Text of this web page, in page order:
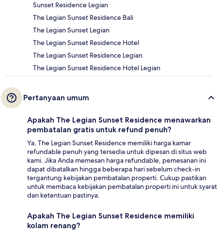
Sunset Residence Legian
The Legian Sunset Residence Bali
The Legian Sunset Legian
The Legian Sunset Residence Hotel
The Legian Sunset Residence Legian
The Legian Sunset Residence Hotel Legian
Pertanyaan umum
Apakah The Legian Sunset Residence menawarkan
pembatalan gratis untuk refund penuh?
Ya, The Legian Sunset Residence memiliki harga kamar
refundable penuh yang tersedia untuk dipesan di situs web
kami. Jika Anda memesan harga refundable, pemesanan ini
dapat dibatalkan hingga beberapa hari sebelum check-in
tergantung kebijakan pembatalan properti. Cukup pastikan
untuk membaca kebijakan pembatalan properti ini untuk syarat
dan ketentuan pastinya.
Apakah The Legian Sunset Residence memiliki
kolam renang?